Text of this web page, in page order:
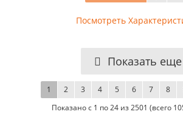
Посмотреть
Показать еще
1 2 3 4 5 6 7 8
Показано с 1 по 24 из 2501 (всего